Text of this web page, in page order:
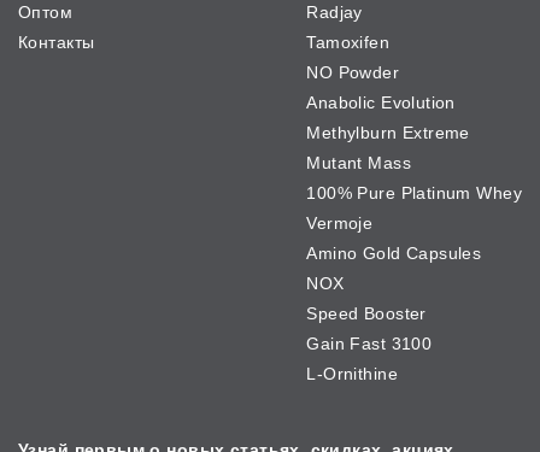
Оптом
Контакты
Radjay
Tamoxifen
NO Powder
Anabolic Evolution
Methylburn Extreme
Mutant Mass
100% Pure Platinum Whey
Vermoje
Amino Gold Capsules
NOX
Speed Booster
Gain Fast 3100
L-Ornithine